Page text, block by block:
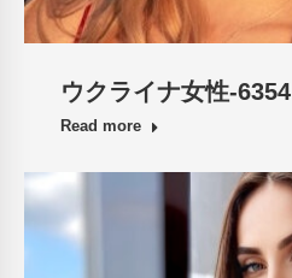
ウクライナ女性-6354
Read more